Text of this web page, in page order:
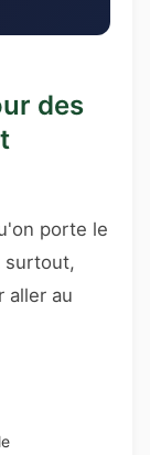
des
porte le
surtout,
aller au